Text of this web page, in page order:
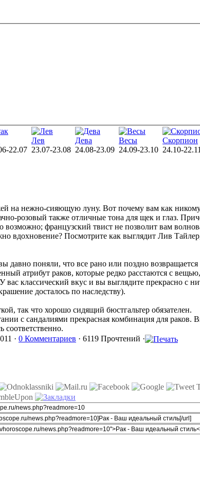
22.07
Лев
23.07-23.08
Дева
24.08-23.09
Весы
24.09-23.10
Скорпион
24.10-22.11
на нежно-сияющую луну. Вот почему вам как
розовый также отличные тона для щек и глаз.
возможно; французский твист не позволит вам
вдохновение? Посмотрите как выглядит Лив
давно поняли, что все рано или поздно возвращается
атрибут раков, которые редко расстаются с
классический вкус и вы выглядите прекрасно с
досталось по наследству).
так что хорошо сидящий бюстгальтер обязателен.
с сандалиями прекрасная комбинация для раков.
соответственно.
· 0 Комментариев · 6119 Прочтений ·